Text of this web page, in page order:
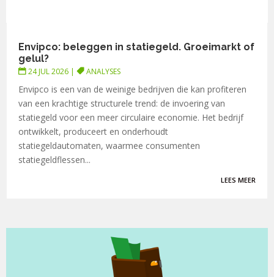
Envipco: beleggen in statiegeld. Groeimarkt of
gelul?
24 JUL 2026 | ANALYSES
Envipco is een van de weinige bedrijven die kan profiteren
van een krachtige structurele trend: de invoering van
statiegeld voor een meer circulaire economie. Het bedrijf
ontwikkelt, produceert en onderhoudt
statiegeldautomaten, waarmee consumenten
statiegeldflessen...
LEES MEER